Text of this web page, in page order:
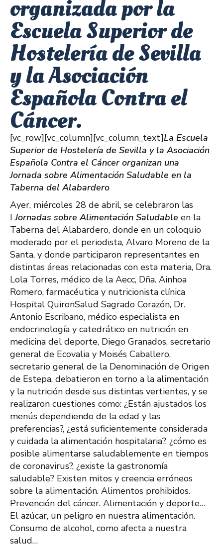
organizada por la
Escuela Superior de
Hostelería de Sevilla
y la Asociación
Española Contra el
Cáncer.
[vc_row][vc_column][vc_column_text]La Escuela
Superior de Hostelería de Sevilla y la Asociación
Española Contra el Cáncer organizan una
Jornada sobre Alimentación Saludable en la
Taberna del Alabardero
Ayer, miércoles 28 de abril, se celebraron las
IJornadas sobre Alimentación Saludable en la
Taberna del Alabardero, donde en un coloquio
moderado por el periodista, Alvaro Moreno de la
Santa, y donde participaron representantes en
distintas áreas relacionadas con esta materia, Dra.
Lola Torres, médico de la Aecc, Dña. Ainhoa
Romero, farmacéutica y nutricionista clínica
Hospital QuironSalud Sagrado Corazón, Dr.
Antonio Escribano, médico especialista en
endocrinología y catedrático en nutrición en
medicina del deporte, Diego Granados, secretario
general de Ecovalia y Moisés Caballero,
secretario general de la Denominación de Origen
de Estepa, debatieron en torno a la alimentación
y la nutrición desde sus distintas vertientes, y se
realizaron cuestiones como: ¿Están ajustados los
menús dependiendo de la edad y las
preferencias?, ¿está suficientemente considerada
y cuidada la alimentación hospitalaria?, ¿cómo es
posible alimentarse saludablemente en tiempos
de coronavirus?, ¿existe la gastronomía
saludable? Existen mitos y creencia erróneos
sobre la alimentación. Alimentos prohibidos.
Prevención del cáncer. Alimentación y deporte…
El azúcar, un peligro en nuestra alimentación.
Consumo de alcohol, como afecta a nuestra
salud…